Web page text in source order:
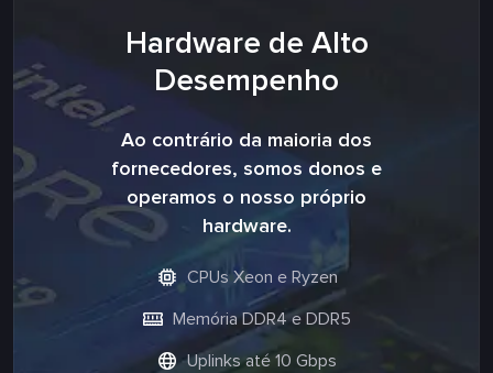
Hardware de Alto
Desempenho
Ao contrário da maioria dos
fornecedores, somos donos e
operamos o nosso próprio
hardware.
CPUs Xeon e Ryzen
Memória DDR4 e DDR5
Uplinks até 10 Gbps